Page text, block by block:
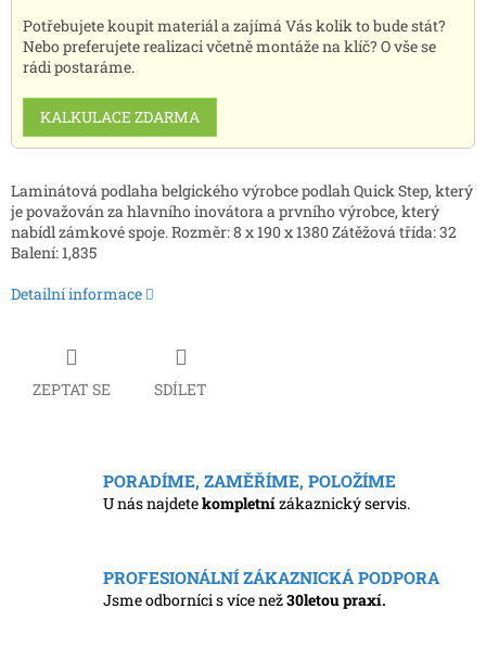
Potřebujete koupit materiál a zajímá Vás kolik to bude stát?
Nebo preferujete realizaci včetně montáže na klíč? O vše se
rádi postaráme.
KALKULACE ZDARMA
Laminátová podlaha belgického výrobce podlah Quick Step, který
je považován za hlavního inovátora a prvního výrobce, který
nabídl zámkové spoje. Rozměr: 8 x 190 x 1380 Zátěžová třída: 32
Balení: 1,835
Detailní informace
ZEPTAT SE SDÍLET
PORADÍME, ZAMĚŘÍME, POLOŽÍME
U nás najdetekompletnízákaznický servis.
PROFESIONÁLNÍ ZÁKAZNICKÁ PODPORA
Jsme odborníci s více než30letou praxí.